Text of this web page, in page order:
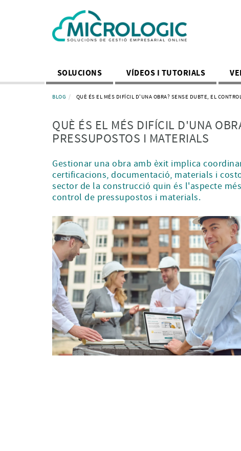
SOLUCIONS VÍDEOS I TUTORIALS
BLOG QUÈ ÉS EL MÉS DIFÍCIL D'UNA OBRA? SENSE DUBTE, EL
QUÈ ÉS EL MÉS DIFÍCIL D'UNA
PRESSUPOSTOS I MATERIALS
Gestionar una obra amb èxit implica
certificacions, documentació, materials i
sector de la construcció quin és l'aspecte
control de pressupostos i materials.